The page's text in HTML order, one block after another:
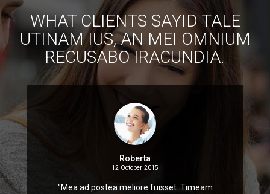
WHAT CLIENTS SAYID TALE
UTINAM IUS, AN MEI OMNIUM
RECUSABO IRACUNDIA.
Roberta
12 October 2015
"Mea ad postea meliore fuisset. Timeam